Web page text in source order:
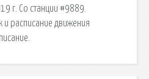
г. Со станции #9889.
и расписание движения